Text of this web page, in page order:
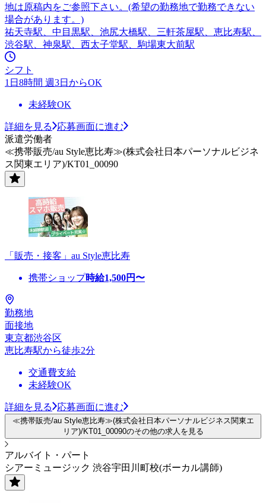
地は原稿内をご参照下さい。(希望の勤務地で勤務できない
場合があります。)
祐天寺駅、中目黒駅、池尻大橋駅、三軒茶屋駅、恵比寿駅、
渋谷駅、神泉駅、西太子堂駅、駒場東大前駅
シフト
1日8時間 週3日からOK
未経験OK
詳細を見る
応募画面に進む
派遣労働者
≪携帯販売/au Style恵比寿≫(株式会社日本パーソナルビジネ
ス関東エリア)/KT01_00090
「販売・接客」au Style恵比寿
携帯ショップ時給1,500円〜
勤務地
面接地
東京都渋谷区
恵比寿駅から徒歩2分
交通費支給
未経験OK
詳細を見る 応募画面に進む
≪携帯販売/au Style恵比寿≫(株式会社日本パーソナルビジネス関東エ
リア)/KT01_00090のその他の求人を見る
アルバイト・パート
シアーミュージック 渋谷宇田川町校(ボーカル講師)